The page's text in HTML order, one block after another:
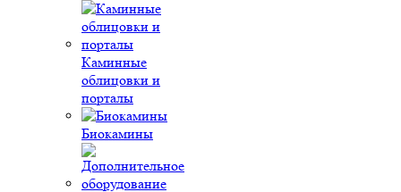
Каминные
облицовки и
порталы
Биокамины